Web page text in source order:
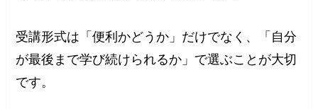
受講形式は「便利かどうか」だけでなく、「自分
が最後まで学び続けられるか」で選ぶことが大切
です。